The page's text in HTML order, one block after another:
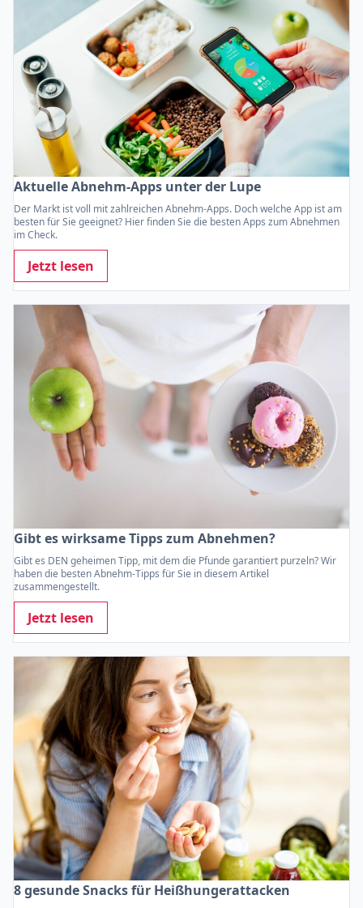
Aktuelle Abnehm-Apps unter der Lupe
Der Markt ist voll mit zahlreichen Abnehm-Apps. Doch welche App ist am
besten für Sie geeignet? Hier finden Sie die besten Apps zum Abnehmen
im Check.
Jetzt lesen
Gibt es wirksame Tipps zum Abnehmen?
Gibt es DEN geheimen Tipp, mit dem die Pfunde garantiert purzeln? Wir
haben die besten Abnehm-Tipps für Sie in diesem Artikel
zusammengestellt.
Jetzt lesen
8 gesunde Snacks für Heißhungerattacken